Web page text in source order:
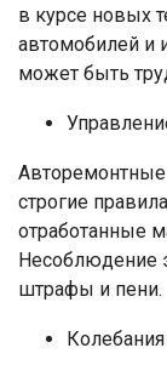
в курсе новых
автомобилей и
может быть
строгие
отработанные
Несоблюдение
штрафы и пени.